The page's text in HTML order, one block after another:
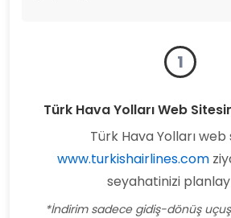
1
Türk Hava Yolları Web
Türk Hava Yolları web
www.turkishairlines.com
seyahatinizi
*İndirim sadece gidiş-dönüş